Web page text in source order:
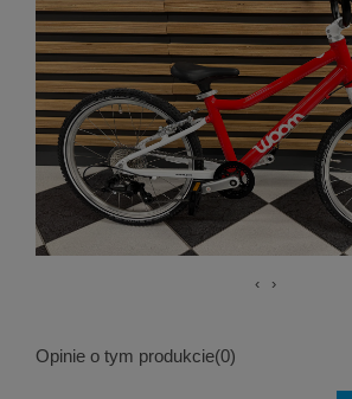
‹ ›
Opinie o tym produkcie(0)